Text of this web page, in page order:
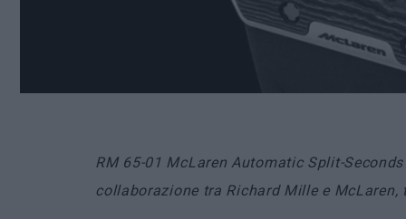
RM 65-01 McLaren Automatic Split-
collaborazione tra Richard Mille e